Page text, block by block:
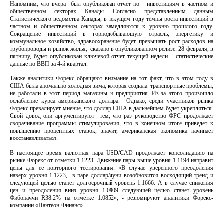
Напомним, что вчера был опубликован отчет по инвестициям в частном и
общественном секторах Канады. Согласно представленным данным
Статистического ведомства Канады, в текущем году темпы роста инвестиций в
частном и общественном секторах замедляются к уровню прошлого году.
Сокращение инвестиций в горнодобывающую отрасль, энергетику и
коммунальное хозяйство, здравоохранение будет превышать рост расходов на
трубопроводы и рынок жилья, сказано в опубликованном релизе. 28 февраля, в
пятницу, будет опубликован ключевой отчет текущей недели – статистические
данные по ВВП за 4-й квартал.
Также аналитики Форекс обращают внимание на тот факт, что в этом году в
США была аномально холодная зима, которая создала транспортные проблемы,
не работали в этот период магазины и предприятия. Из-за этого произошло
ослабление курса американского доллара. Однако, среди участников рынка
Форекс превалирует мнение, что доллар США в дальнейшем будет укрепляться.
Свой довод они аргументируют тем, что раз руководство ФРС продолжает
сворачивание программы стимулирования, что в конечном итоге приведет к
повышению процентных ставок, значит, американская экономика начинает
восстанавливаться.
В настоящее время валютная пара USD/CAD продолжает консолидацию на
рынке Форекс от отметки 1.1223. Движение пары выше уровня 1.1194 направит
цены для ее повторного тестирования. «В случае уверенного преодоления
наверх уровня 1.1223, в паре доллар/луни возобновится восходящий тренд и
следующей целью станет долгосрочный уровень 1.1666. А в случае снижения
цен и преодоления вниз уровня 1.0909 следующей целью станет уровень
Фибоначчи R38.2% на отметке 1.0852», - резюмируют аналитики Форекс-
компании «Пантеон-Финанс».